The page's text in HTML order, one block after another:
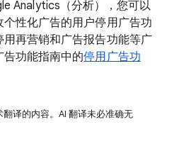
Analytics（分析），您可以
性化广告的用户停用广告功
再营销和广告报告功能等广
功能指南中的停用广告功
译的内容。AI 翻译未必准确无